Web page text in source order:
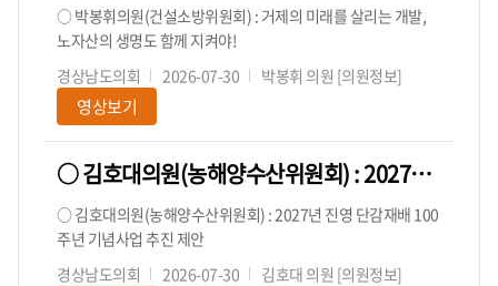
○ 박봉휘의원(건설소방위원회) : 거제의 미래를 살리는 개발,
노자산의 생명도 함께 지켜야!
경상남도의회
2026-07-30 박봉휘 의원 [의원정보]
영상보기
○ 김호대의원(농해양수산위원회) : 2027년 진영 단감재배 100주년 기념사업 추진 제안
○ 김호대의원(농해양수산위원회) : 2027년 진영 단감재배 100
주년 기념사업 추진 제안
경상남도의회
2026-07-30 김호대 의원 [의원정보]